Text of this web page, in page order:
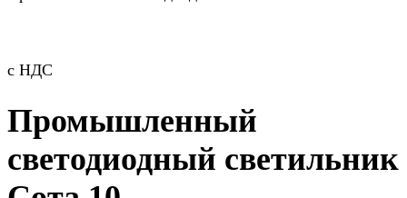
с НДС
Промышленный
светодиодный светильник